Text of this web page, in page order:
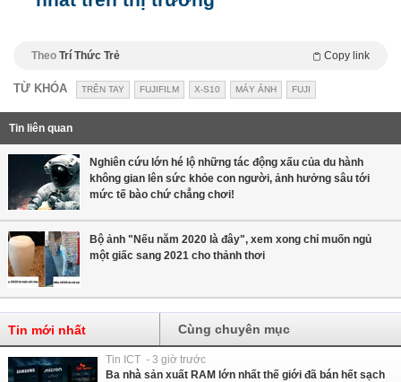
Theo Trí Thức Trẻ Copy link
TỪ KHÓA TRÊN TAY FUJIFILM X-S10 MÁY ẢNH FUJI
Tin liên quan
Nghiên cứu lớn hé lộ những tác động xấu của du hành
không gian lên sức khỏe con người, ảnh hưởng sâu tới
mức tế bào chứ chẳng chơi!
Bộ ảnh "Nếu năm 2020 là đây", xem xong chỉ muốn ngủ
một giấc sang 2021 cho thảnh thơi
Tin mới nhất Cùng chuyên mục
Tin ICT - 3 giờ trước
Ba nhà sản xuất RAM lớn nhất thế giới đã bán hết sạch